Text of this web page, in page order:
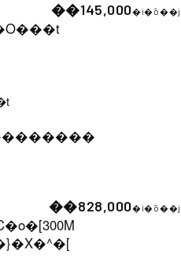
��145,000�i�ō��j
��828,000�i�ō��j